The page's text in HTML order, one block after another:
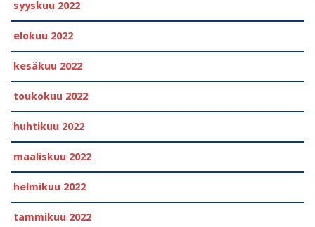
syyskuu 2022
elokuu 2022
kesäkuu 2022
toukokuu 2022
huhtikuu 2022
maaliskuu 2022
helmikuu 2022
tammikuu 2022